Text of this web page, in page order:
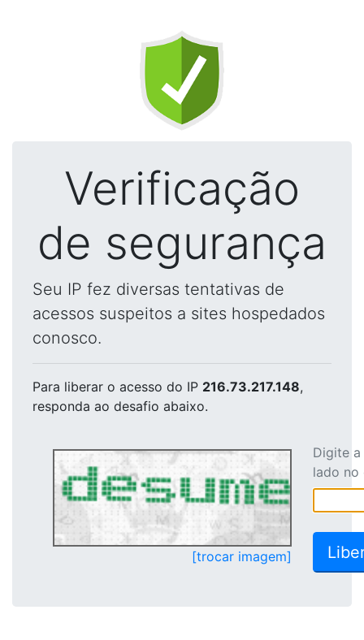
Verificação
de segurança
Seu IP fez diversas tentativas de
acessos suspeitos a sites hospedados
conosco.
Para liberar o acesso do IP 216.73.217.148,
responda ao desafio abaixo.
[trocar imagem]
Digite
lado no